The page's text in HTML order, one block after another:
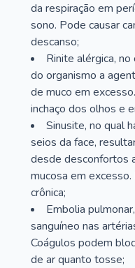
da respiração em
sono. Pode causar
descanso;
Rinite alérgica,
do organismo a
de muco em
inchaço dos olhos e
Sinusite, no qual
seios da face,
desde desconfortos
mucosa em
crônica;
Embolia
sanguíneo nas
Coágulos podem
de ar quanto tosse;